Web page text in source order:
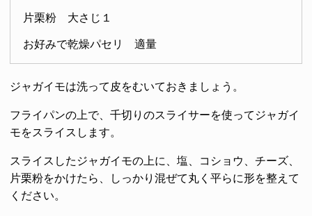
片栗粉 大さじ１
お好みで乾燥パセリ 適量
ジャガイモは洗って皮をむいておきましょう。
フライパンの上で、千切りのスライサーを使ってジャガイ
モをスライスします。
スライスしたジャガイモの上に、塩、コショウ、チーズ、
片栗粉をかけたら、しっかり混ぜて丸く平らに形を整えて
ください。